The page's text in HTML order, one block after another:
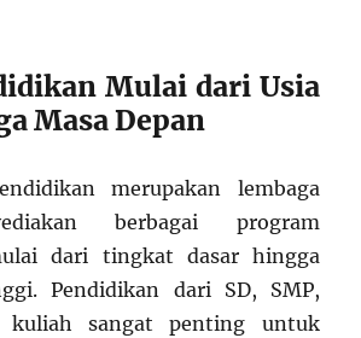
Mulai dari Usia
Masa Depan
merupakan lembaga
berbagai program
dari tingkat dasar hingga
Pendidikan dari SD, SMP,
kuliah sangat penting untuk